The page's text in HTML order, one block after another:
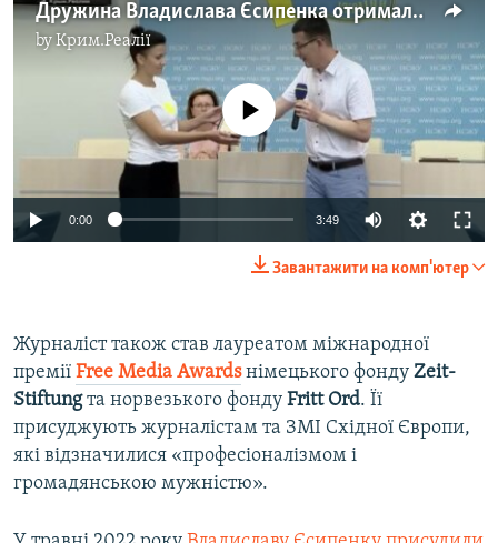
Дружина Владислава Єсипенка отримала диплом про визнання її чоловіка лауреатом Національної премії за захист свободи слова (відео)
byКрим.Реалії
720p 1080p
No media source currently available
0:00 3:49
720p
1080p
Завантажити на комп'ютер
Журналіст також став лауреатом міжнародної
премії Free Media Awardsнімецького фонду Zeit-
Stiftungта норвезького фонду Fritt Ord. Її
присуджують журналістам та ЗМІ Східної Європи,
які відзначилися «професіоналізмом і
громадянською мужністю».